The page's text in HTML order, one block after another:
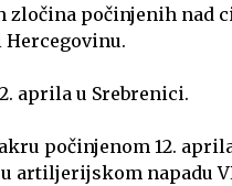
zločina počinjenih
Hercegovinu.
aprila u Srebrenici.
počinjenom 12.
artiljerijskom napadu